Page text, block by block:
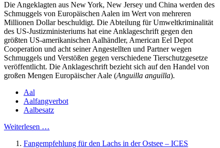
Die Angeklagten aus New York, New Jersey und China werden des
Schmuggels von Europäischen Aalen im Wert von mehreren
Millionen Dollar beschuldigt. Die Abteilung für Umweltkriminalität
des US-Justizministeriums hat eine Anklageschrift gegen den
größten US-amerikanischen Aalhändler, American Eel Depot
Cooperation und acht seiner Angestellten und Partner wegen
Schmuggels und Verstößen gegen verschiedene Tierschutzgesetze
veröffentlicht. Die Anklageschrift bezieht sich auf den Handel von
großen Mengen Europäischer Aale (Anguilla anguilla).
Aal
Aalfangverbot
Aalbesatz
Weiterlesen …
Fangempfehlung für den Lachs in der Ostsee – ICES